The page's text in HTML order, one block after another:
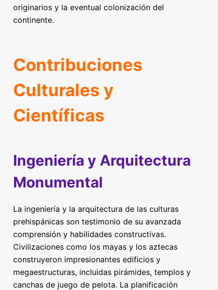
originarios y la eventual colonización del
continente.
Contribuciones
Culturales y
Científicas
Ingeniería y Arquitectura
Monumental
La ingeniería y la arquitectura de las culturas
prehispánicas son testimonio de su avanzada
comprensión y habilidades constructivas.
Civilizaciones como los mayas y los aztecas
construyeron impresionantes edificios y
megaestructuras, incluidas pirámides, templos y
canchas de juego de pelota. La planificación